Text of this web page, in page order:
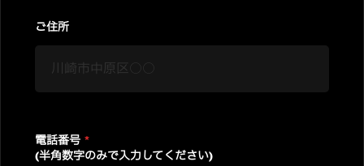
ご住所
電話番号 *
(半角数字のみで入力してください)